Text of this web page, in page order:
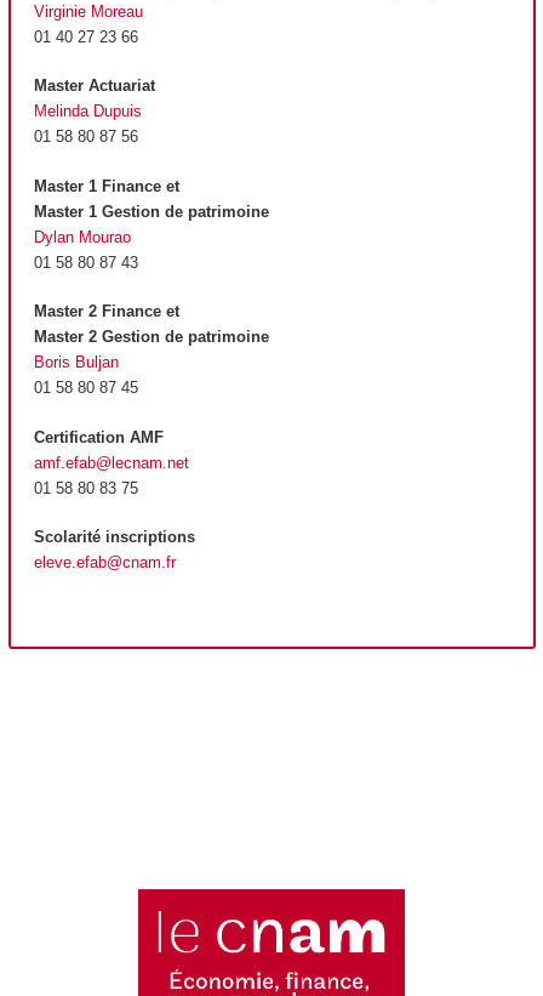
Virginie Moreau
01 40 27 23 66
Master Actuariat
Melinda Dupuis
01 58 80 87 56
Master 1 Finance et
Master 1 Gestion de patrimoine
Dylan Mourao
01 58 80 87 43
Master 2 Finance et
Master 2 Gestion de patrimoine
Boris Buljan
01 58 80 87 45
Certification AMF
amf.efab@lecnam.net
01 58 80 83 75
Scolarité inscriptions
eleve.efab@cnam.fr